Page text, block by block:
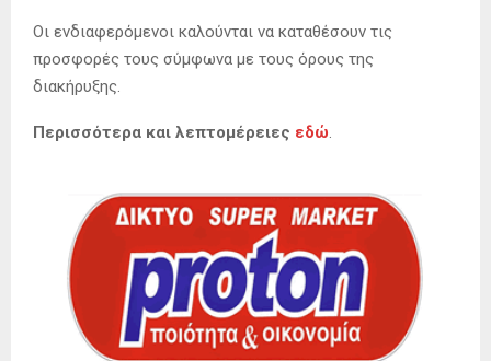
Οι ενδιαφερόμενοι καλούνται να καταθέσουν τις
προσφορές τους σύμφωνα με τους όρους της
διακήρυξης.
Περισσότερα και λεπτομέρειες εδώ.